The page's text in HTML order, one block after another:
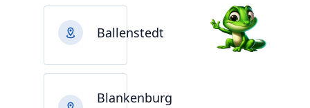
Ballenstedt
Blankenburg